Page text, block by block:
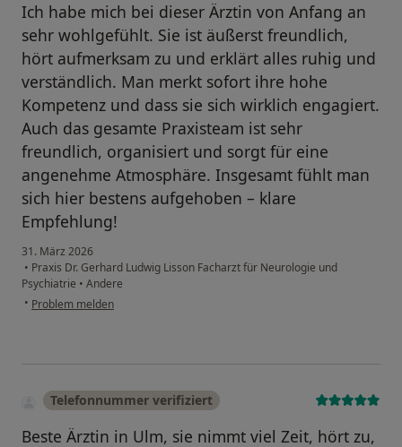
Ich habe mich bei dieser Ärztin von Anfang an
sehr wohlgefühlt. Sie ist äußerst freundlich,
hört aufmerksam zu und erklärt alles ruhig und
verständlich. Man merkt sofort ihre hohe
Kompetenz und dass sie sich wirklich engagiert.
Auch das gesamte Praxisteam ist sehr
freundlich, organisiert und sorgt für eine
angenehme Atmosphäre. Insgesamt fühlt man
sich hier bestens aufgehoben – klare
Empfehlung!
31. März 2026
• Praxis Dr. Gerhard Ludwig Lisson Facharzt für Neurologie und
Psychiatrie • Andere
• Problem melden
Telefonnummer verifiziert
Beste Ärztin in Ulm, sie nimmt viel Zeit, hört zu,